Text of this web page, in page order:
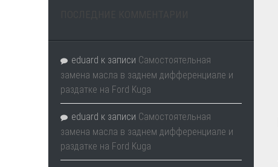
eduard к записи Самостоятельная
замена масла в заднем дифференциале и
раздатке на Ford Kuga
eduard к записи Самостоятельная
замена масла в заднем дифференциале и
раздатке на Ford Kuga